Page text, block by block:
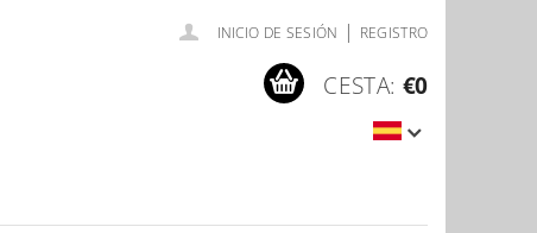
INICIO DE SESIÓN | REGISTRO
CESTA: €0